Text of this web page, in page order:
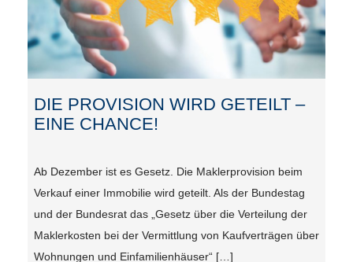
DIE PROVISION WIRD GETEILT –
EINE CHANCE!
Ab Dezember ist es Gesetz. Die Maklerprovision beim
Verkauf einer Immobilie wird geteilt. Als der Bundestag
und der Bundesrat das „Gesetz über die Verteilung der
Maklerkosten bei der Vermittlung von Kaufverträgen über
Wohnungen und Einfamilienhäuser“ […]